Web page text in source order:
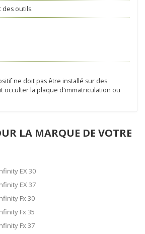
outils.
ne doit pas être installé sur des
occulter la plaque d'immatriculation ou
LA MARQUE DE VOTRE
EX 30
EX 37
Fx 30
Fx 35
Fx 37